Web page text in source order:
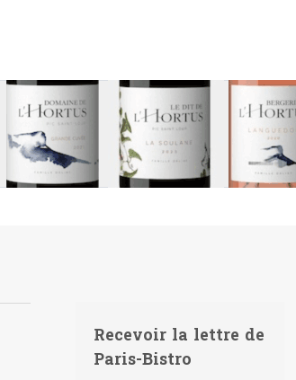
Recevoir la lettre de
Paris-Bistro